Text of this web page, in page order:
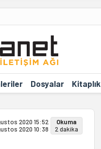
Dosyalar Kitaplık
2020 15:52
2020 10:38
Okuma
2 dakika